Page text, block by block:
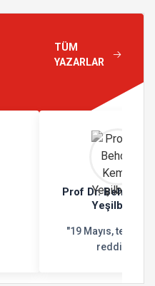
TÜM
YAZARLAR
Prof Dr. Behçet
Yeşilbursa
"19 Mayıs,
reddidir"